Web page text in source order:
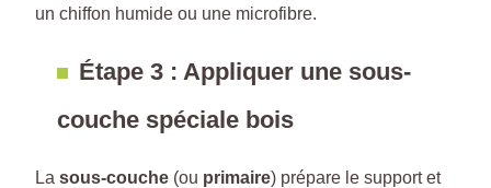
un chiffon humide ou une microfibre.
Étape 3 : Appliquer une sous-
couche spéciale bois
La sous-couche (ou primaire) prépare le support et